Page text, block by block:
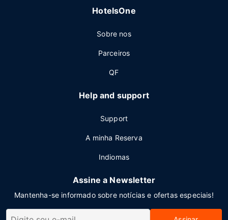
HotelsOne
Sobre nos
Parceiros
QF
Help and support
Support
A minha Reserva
Indiomas
Assine a Newsletter
Mantenha-se informado sobre notícias e ofertas especiais!